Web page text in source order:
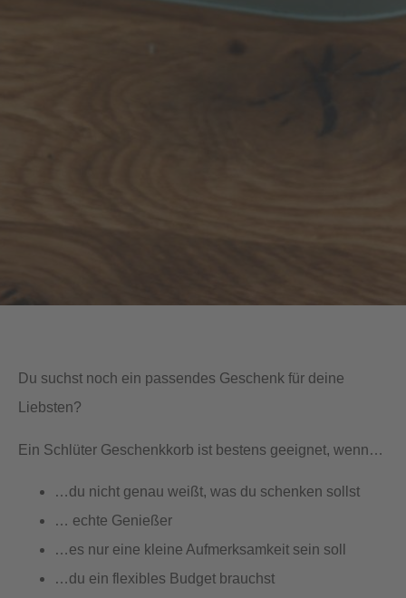
Du suchst noch ein passendes Geschenk für deine
Liebsten?
Ein Schlüter Geschenkkorb ist bestens geeignet, wenn…
…du nicht genau weißt, was du schenken sollst
… echte Genießer
…es nur eine kleine Aufmerksamkeit sein soll
…du ein flexibles Budget brauchst